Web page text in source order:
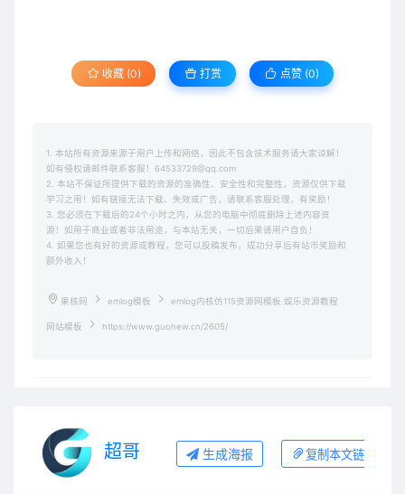
收藏 (0) 打赏 点赞 (0)
1. 本站所有资源来源于用户上传和网络，因此不包含技术服务请大家谅解！
如有侵权请邮件联系客服！64533729@qq.com
2. 本站不保证所提供下载的资源的准确性、安全性和完整性，资源仅供下载
学习之用！如有链接无法下载、失效或广告，请联系客服处理，有奖励！
3. 您必须在下载后的24个小时之内，从您的电脑中彻底删除上述内容资
源！如用于商业或者非法用途，与本站无关，一切后果请用户自负！
4. 如果您也有好的资源或教程，您可以投稿发布，成功分享后有站币奖励和
额外收入！
果核网 emlog模板 emlog内核仿115资源网模板 娱乐资源教程
网站模板 https://www.guohew.cn/2605/
超哥 生成海报 复制本文链接